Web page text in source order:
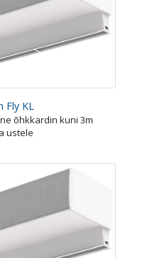
Fly KL
õhkkardin kuni 3m
ustele